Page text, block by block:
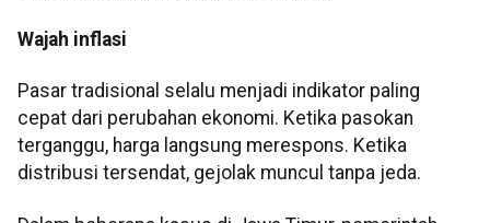
Wajah inflasi
Pasar tradisional selalu menjadi indikator paling
cepat dari perubahan ekonomi. Ketika pasokan
terganggu, harga langsung merespons. Ketika
distribusi tersendat, gejolak muncul tanpa jeda.